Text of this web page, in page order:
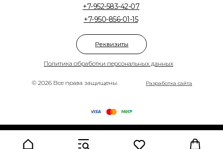
© 2026 Все права защищены.
Политика обработки персональных данных
+7-950-856-01-15
+7-952-583-42-07
Разработка сайта
Реквизиты
Made on Tilda